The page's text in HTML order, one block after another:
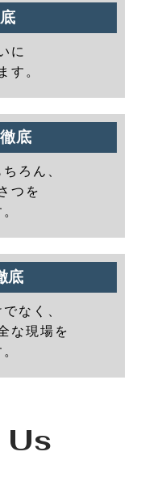
に
す。
底
ろん、
つを
底
なく、
な現場を